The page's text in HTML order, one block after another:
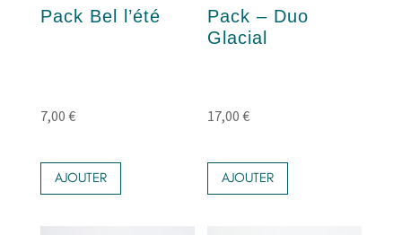
Pack Bel l’été
7,00 €
AJOUTER
Pack – Duo
Glacial
17,00€
AJOUTER